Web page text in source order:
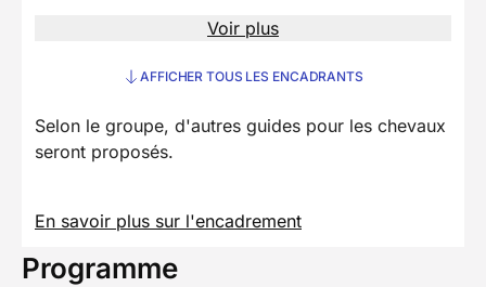
Voir plus
AFFICHER TOUS LES ENCADRANTS
Selon le groupe, d'autres guides pour les chevaux
seront proposés.
En savoir plus sur l'encadrement
Programme